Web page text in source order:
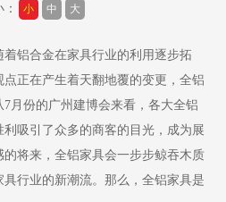
小 中 大
铝合金在家具行业的利用逐步拓
正在产生着天翻地覆的变更，全铝
月份的广州建博会来看，各大全铝
吸引了众多的商客的目光，成为展
将来，全铝家具会一步步鲸吞木质
行业的新潮流。那么，全铝家具是